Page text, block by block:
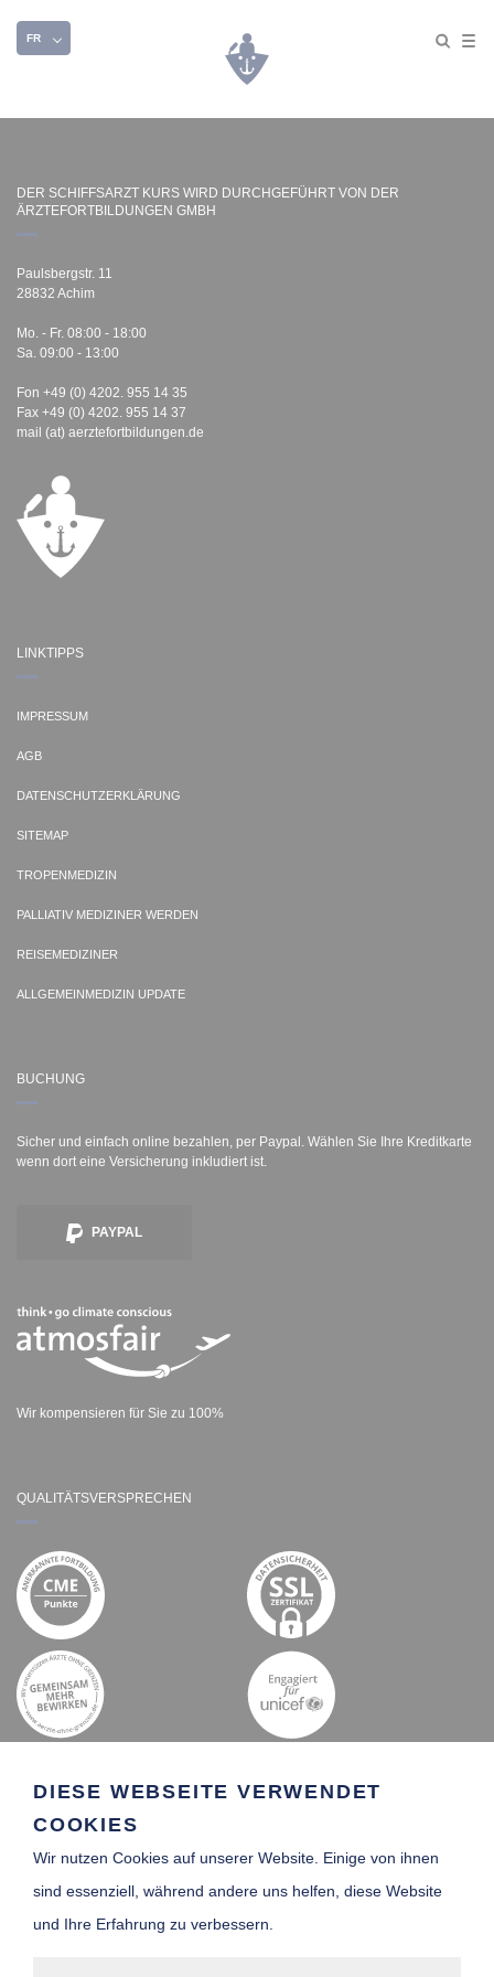
FR
SCHIFFSARZT-
VERZEICHNIS
DER SCHIFFSARZT KURS WIRD DURCHGEFÜHRT VON DER
ÄRZTEFORTBILDUNGEN GMBH
Paulsbergstr. 11
28832 Achim
Mo. - Fr. 08:00 - 18:00
Sa. 09:00 - 13:00
Fon +49 (0) 4202. 955 14 35
Fax +49 (0) 4202. 955 14 37
mail (at) aerztefortbildungen.de
LINKTIPPS
IMPRESSUM
AGB
DATENSCHUTZERKLÄRUNG
SITEMAP
TROPENMEDIZIN
PALLIATIV MEDIZINER WERDEN
REISEMEDIZINER
ALLGEMEINMEDIZIN UPDATE
BUCHUNG
Sicher und einfach online bezahlen, per Paypal. Wählen Sie Ihre Kreditkarte
wenn dort eine Versicherung inkludiert ist.
PAYPAL
Wir kompensieren für Sie zu 100%
QUALITÄTSVERSPRECHEN
DIESE WEBSEITE VERWENDET
COOKIES
Wir nutzen Cookies auf unserer Website. Einige von ihnen
sind essenziell, während andere uns helfen, diese Website
und Ihre Erfahrung zu verbessern.